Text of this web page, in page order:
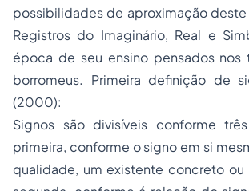
possibilidades de aproximação
Registros do Imaginário, Real e
época de seu ensino pensados nos
borromeus. Primeira definição de
(2000):
Signos são divisíveis conforme
primeira, conforme o signo em si
qualidade, um existente concreto ou